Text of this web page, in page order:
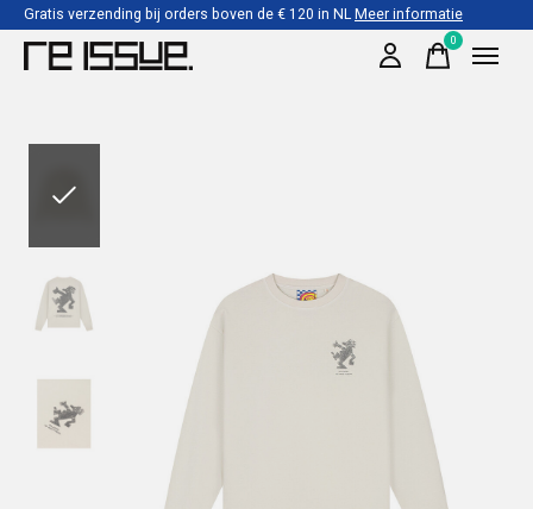
Gratis verzending bij orders boven de € 120 in NLMeer informatie
0items